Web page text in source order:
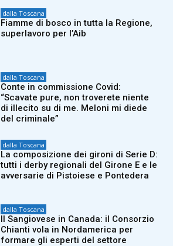
dalla Toscana
Fiamme di bosco in tutta la Regione,
superlavoro per l’Aib
dalla Toscana
Conte in commissione Covid:
“Scavate pure, non troverete niente
di illecito su di me. Meloni mi diede
del criminale”
dalla Toscana
La composizione dei gironi di Serie D:
tutti i derby regionali del Girone E e le
avversarie di Pistoiese e Pontedera
dalla Toscana
Il Sangiovese in Canada: il Consorzio
Chianti vola in Nordamerica per
formare gli esperti del settore